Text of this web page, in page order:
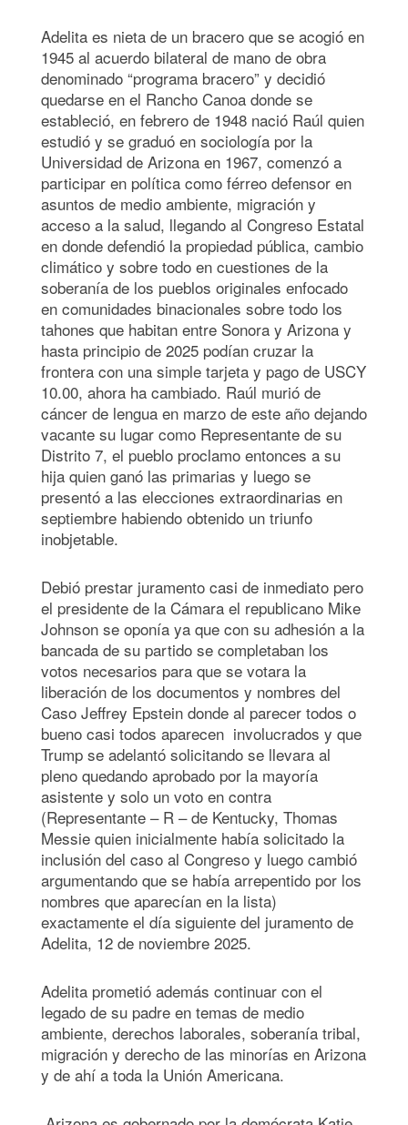
Adelita es nieta de un bracero que se acogió en
1945 al acuerdo bilateral de mano de obra
denominado “programa bracero” y decidió
quedarse en el Rancho Canoa donde se
estableció, en febrero de 1948 nació Raúl quien
estudió y se graduó en sociología por la
Universidad de Arizona en 1967, comenzó a
participar en política como férreo defensor en
asuntos de medio ambiente, migración y
acceso a la salud, llegando al Congreso Estatal
en donde defendió la propiedad pública, cambio
climático y sobre todo en cuestiones de la
soberanía de los pueblos originales enfocado
en comunidades binacionales sobre todo los
tahones que habitan entre Sonora y Arizona y
hasta principio de 2025 podían cruzar la
frontera con una simple tarjeta y pago de USCY
10.00, ahora ha cambiado. Raúl murió de
cáncer de lengua en marzo de este año dejando
vacante su lugar como Representante de su
Distrito 7, el pueblo proclamo entonces a su
hija quien ganó las primarias y luego se
presentó a las elecciones extraordinarias en
septiembre habiendo obtenido un triunfo
inobjetable.
Debió prestar juramento casi de inmediato pero
el presidente de la Cámara el republicano Mike
Johnson se oponía ya que con su adhesión a la
bancada de su partido se completaban los
votos necesarios para que se votara la
liberación de los documentos y nombres del
Caso Jeffrey Epstein donde al parecer todos o
bueno casi todos aparecen involucrados y que
Trump se adelantó solicitando se llevara al
pleno quedando aprobado por la mayoría
asistente y solo un voto en contra
(Representante – R – de Kentucky, Thomas
Messie quien inicialmente había solicitado la
inclusión del caso al Congreso y luego cambió
argumentando que se había arrepentido por los
nombres que aparecían en la lista)
exactamente el día siguiente del juramento de
Adelita, 12 de noviembre 2025.
Adelita prometió además continuar con el
legado de su padre en temas de medio
ambiente, derechos laborales, soberanía tribal,
migración y derecho de las minorías en Arizona
y de ahí a toda la Unión Americana.